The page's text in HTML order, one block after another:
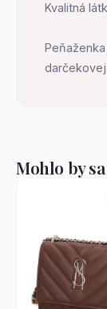
Kvalitná
Mohlo by